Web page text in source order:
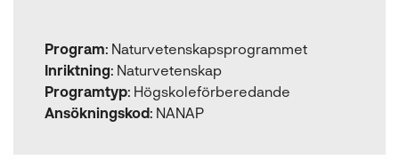
Program: Naturvetenskapsprogrammet
Inriktning: Naturvetenskap
Programtyp: Högskoleförberedande
Ansökningskod: NANAP